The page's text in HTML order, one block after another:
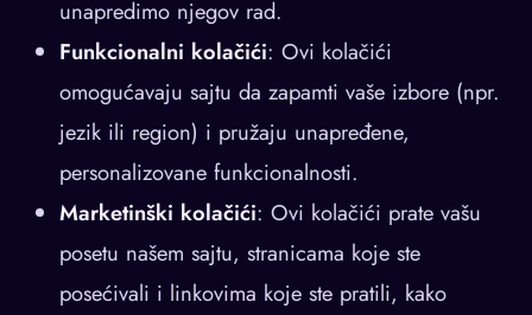
unapredimo njegov rad.
Funkcionalni kolačići: Ovi kolačići
omogućavaju sajtu da zapamti vaše izbore (npr.
jezik ili region) i pružaju unapređene,
personalizovane funkcionalnosti.
Marketinški kolačići: Ovi kolačići prate vašu
posetu našem sajtu, stranicama koje ste
posećivali i linkovima koje ste pratili, kako